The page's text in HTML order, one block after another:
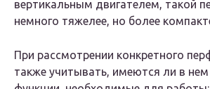
вертикальным двигателем, такой
немного тяжелее, но более
При рассмотрении конкретного
также учитывать, имеются ли в